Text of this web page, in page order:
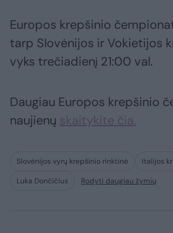
Europos krepšinio
tarp Slovėnijos ir Vokietijos
vyks trečiadienį 21:00 val.
Daugiau Europos krepšinio
naujienų skaitykite čia.
Slovėnijos vyrų krepšinio rinktinė
Italijos
Luka Dončičius
Rodyti daugiau žymių